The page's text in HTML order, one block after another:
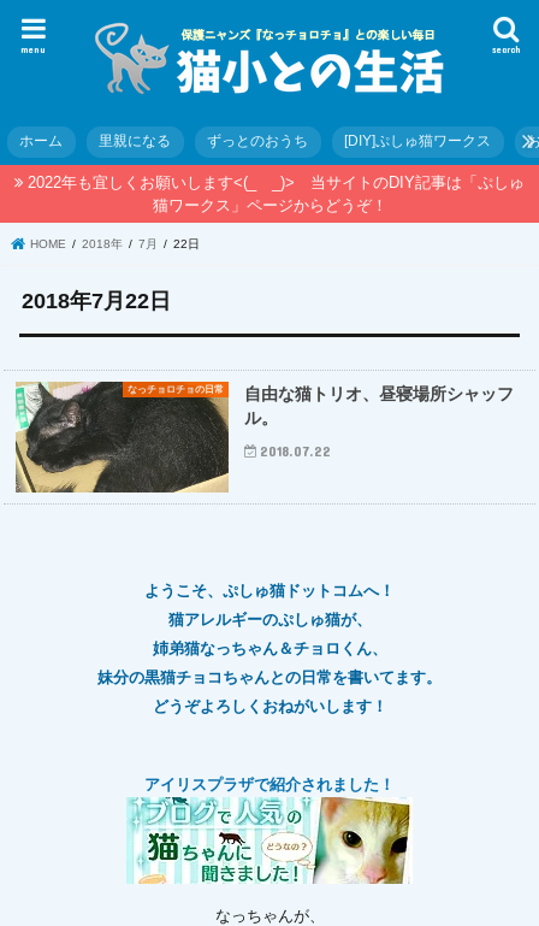
search
menu
ホーム 里親になる ずっとのおうち [DIY]ぷしゅ猫ワークス
2022年も宜しくお願いします<(_ _)> 当サイトのDIY記事は「ぷしゅ
猫ワークス」ページからどうぞ！
HOME 2018年 7月 22日
2018年7月22日
なっチョロチョの日常
自由な猫トリオ、昼寝場所シャッフ
ル。
2018.07.22
ようこそ、ぷしゅ猫ドットコムへ！
猫アレルギーのぷしゅ猫が、
姉弟猫なっちゃん＆チョロくん、
妹分の黒猫チョコちゃんとの日常を書いてます。
どうぞよろしくおねがいします！
アイリスプラザで紹介されました！
なっちゃんが、